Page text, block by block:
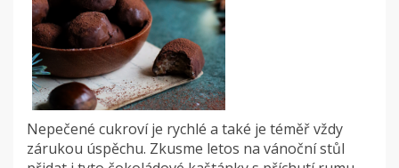
Nepečené cukroví je rychlé a také je téměř vždy
zárukou úspěchu. Zkusme letos na vánoční stůl